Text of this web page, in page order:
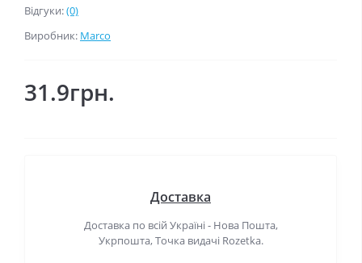
Відгуки:(0)
Виробник: Marco
31.9грн.
Доставка
Доставка по всій Україні - Нова Пошта,
Укрпошта, Точка видачі Rozetka.